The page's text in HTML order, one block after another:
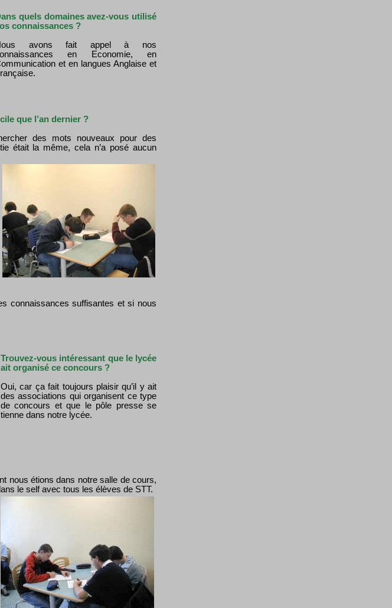
quels domaines avez-vous utilisé
connaissances ?
avons fait appel à nos
en Economie, en
et en langues Anglaise et
que l’an dernier ?
des mots nouveaux pour des
était la même, cela n’a posé aucun
connaissances suffisantes et si nous
Trouvez-vous intéressant que le lycée
ait organisé ce concours ?
Oui, car ça fait toujours plaisir qu’il y ait
des associations qui organisent ce type
de concours et que le pôle presse se
tienne dans notre lycée.
nous étions dans notre salle de cours,
le self avec tous les élèves de STT.